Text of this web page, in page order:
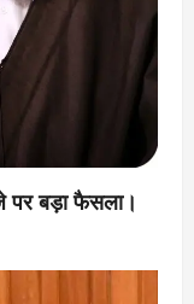
पर बड़ा फैसला।